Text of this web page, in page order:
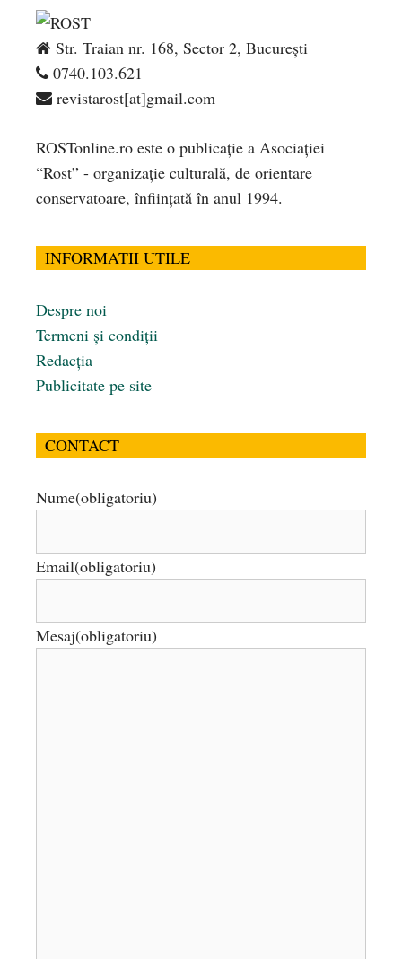
Str. Traian nr. 168, Sector 2, București
0740.103.621
revistarost[at]gmail.com
ROSTonline.ro este o publicaţie a Asociaţiei
“Rost” - organizaţie culturală, de orientare
conservatoare, înfiinţată în anul 1994.
INFORMATII UTILE
Despre noi
Termeni și condiții
Redacția
Publicitate pe site
CONTACT
Nume(obligatoriu)
Email(obligatoriu)
Mesaj(obligatoriu)